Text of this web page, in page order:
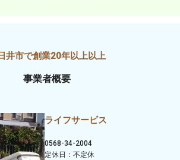
事業者概要
ライフサービス
0568-34-2004
定休日：不定休